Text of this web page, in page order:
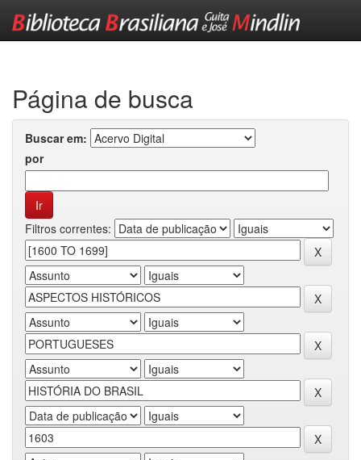
Página de busca
Buscar em:
por
Filtros correntes: